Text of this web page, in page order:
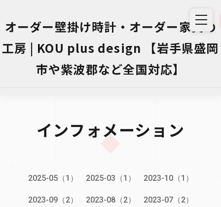
オーダー壁掛け時計・オーダー家具の
工房 | KOU plus design 【岩手県盛岡
市や紫波郡など全国対応】
インフォメーション
2025-05（1） 2025-03（1） 2023-10（1）
2023-09（2） 2023-08（2） 2023-07（2）